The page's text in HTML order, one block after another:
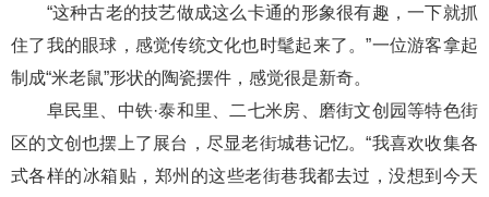
“这种古老的技艺做成这么卡通的形象很有趣，一下就抓
住了我的眼球，感觉传统文化也时髦起来了。”一位游客拿起
制成“米老鼠”形状的陶瓷摆件，感觉很是新奇。
阜民里、中铁·泰和里、二七米房、磨街文创园等特色街
区的文创也摆上了展台，尽显老街城巷记忆。“我喜欢收集各
式各样的冰箱贴，郑州的这些老街巷我都去过，没想到今天